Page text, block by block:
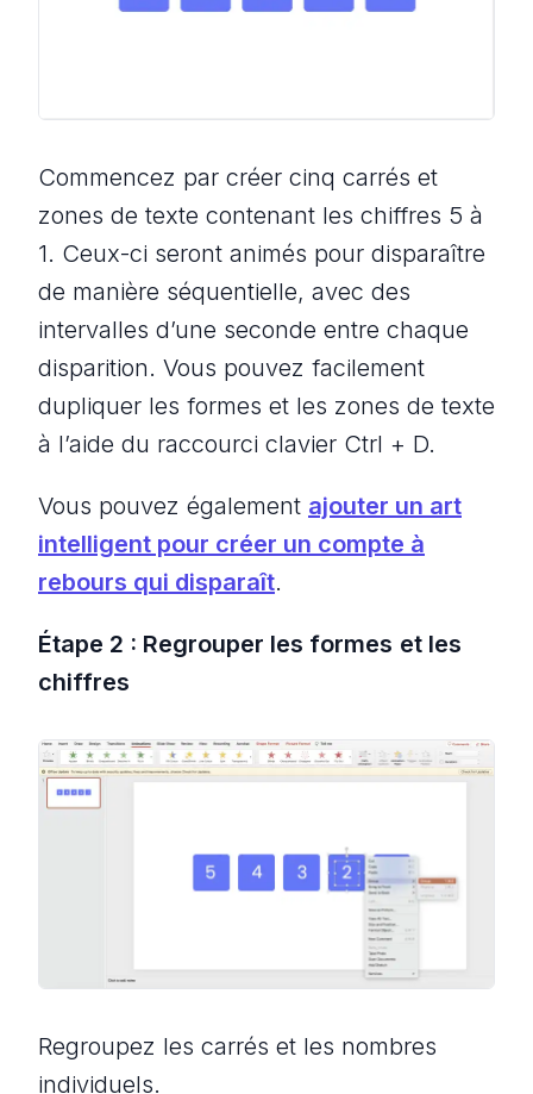
Commencez par créer cinq carrés et
zones de texte contenant les chiffres 5 à
1. Ceux-ci seront animés pour disparaître
de manière séquentielle, avec des
intervalles d’une seconde entre chaque
disparition. Vous pouvez facilement
dupliquer les formes et les zones de texte
à l’aide du raccourci clavier Ctrl + D.
Vous pouvez également ajouter un art
intelligent pour créer un compte à
rebours qui disparaît.
Étape 2 : Regrouper les formes et les
chiffres
Regroupez les carrés et les nombres
individuels.